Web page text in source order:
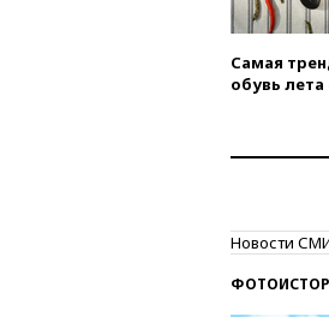
Самая
обувь лета
Новости